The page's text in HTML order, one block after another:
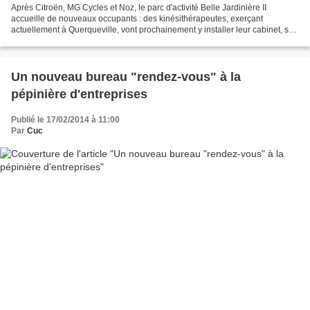
Après Citroën, MG Cycles et Noz, le parc d'activité Belle Jardinière II
accueille de nouveaux occupants : des kinésithérapeutes, exerçant
actuellement à Querqueville, vont prochainement y installer leur cabinet, sur
Un nouveau bureau "rendez-vous" à la
pépinière d'entreprises
Publié le 17/02/2014 à 11:00
Par Cuc